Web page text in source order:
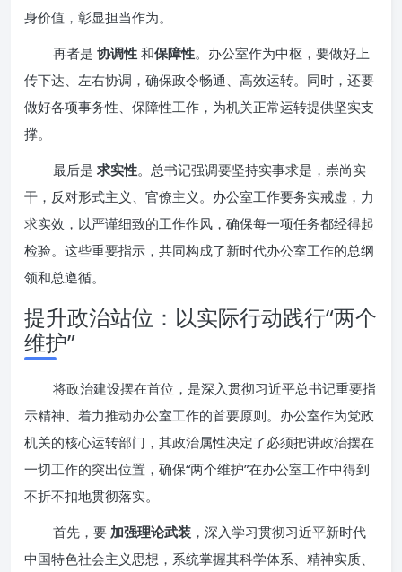
身价值，彰显担当作为。
再者是 协调性 和保障性。办公室作为中枢，要做好上
传下达、左右协调，确保政令畅通、高效运转。同时，还要
做好各项事务性、保障性工作，为机关正常运转提供坚实支
撑。
最后是 求实性。总书记强调要坚持实事求是，崇尚实
干，反对形式主义、官僚主义。办公室工作要务实戒虚，力
求实效，以严谨细致的工作作风，确保每一项任务都经得起
检验。这些重要指示，共同构成了新时代办公室工作的总纲
领和总遵循。
提升政治站位：以实际行动践行“两个
维护”
将政治建设摆在首位，是深入贯彻习近平总书记重要指
示精神、着力推动办公室工作的首要原则。办公室作为党政
机关的核心运转部门，其政治属性决定了必须把讲政治摆在
一切工作的突出位置，确保“两个维护”在办公室工作中得到
不折不扣地贯彻落实。
首先，要 加强理论武装 ，深入学习贯彻习近平新时代
中国特色社会主义思想，系统掌握其科学体系、精神实质、